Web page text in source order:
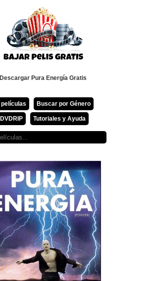
Descargar Pura Energía Gratis
películas Buscar por Género
Tutoriales y Ayuda